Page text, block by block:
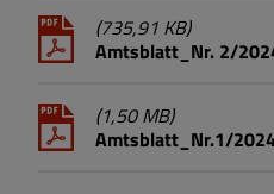
(735,91 KB)
Amtsblatt_Nr. 2/
(1,50 MB)
Amtsblatt_Nr.1/